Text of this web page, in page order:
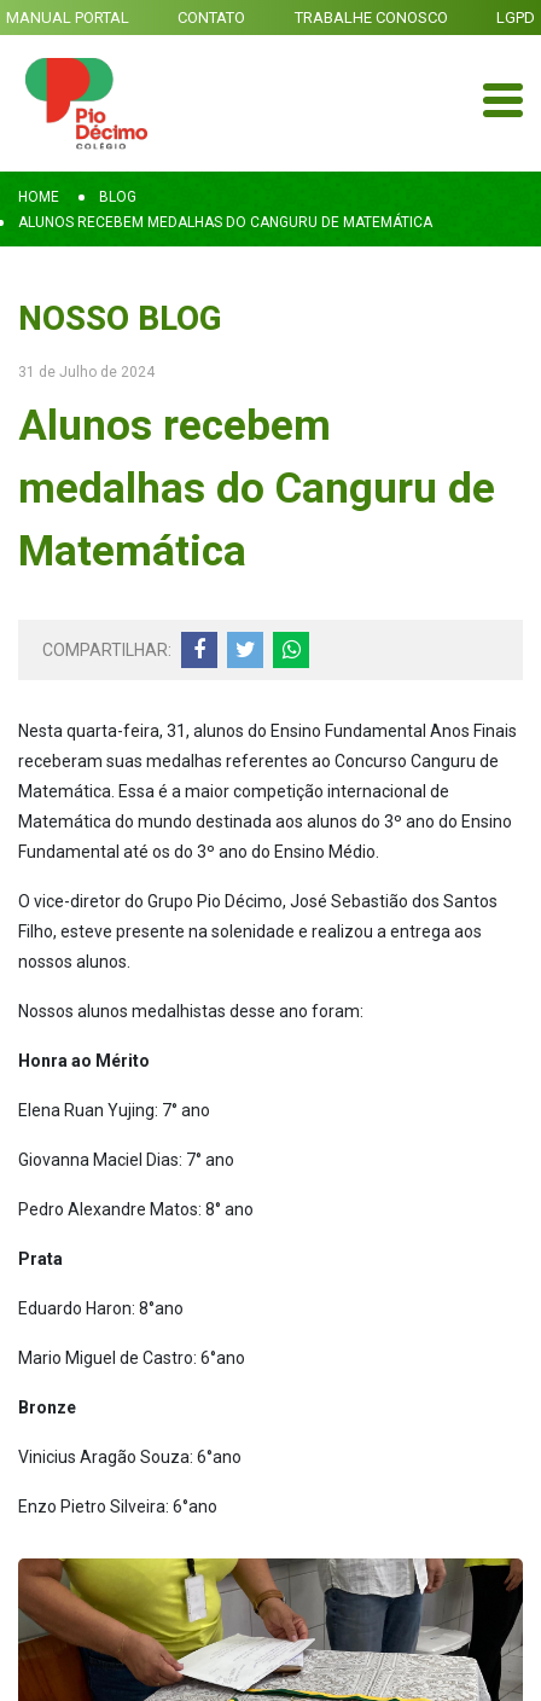
MANUAL PORTAL CONTATO TRABALHE CONOSCO LGPD
HOME
BLOG
ALUNOS RECEBEM MEDALHAS DO CANGURU DE MATEMÁTICA
NOSSO BLOG
31 de Julho de 2024
Alunos recebem
medalhas do Canguru de
Matemática
COMPARTILHAR:
Nesta quarta-feira, 31, alunos do Ensino Fundamental Anos Finais
receberam suas medalhas referentes ao Concurso Canguru de
Matemática. Essa é a maior competição internacional de
Matemática do mundo destinada aos alunos do 3º ano do Ensino
Fundamental até os do 3º ano do Ensino Médio.
O vice-diretor do Grupo Pio Décimo, José Sebastião dos Santos
Filho, esteve presente na solenidade e realizou a entrega aos
nossos alunos.
Nossos alunos medalhistas desse ano foram:
Honra ao Mérito
Elena Ruan Yujing: 7° ano
Giovanna Maciel Dias: 7° ano
Pedro Alexandre Matos: 8° ano
Prata
Eduardo Haron: 8°ano
Mario Miguel de Castro: 6°ano
Bronze
Vinicius Aragão Souza: 6°ano
Enzo Pietro Silveira: 6°ano